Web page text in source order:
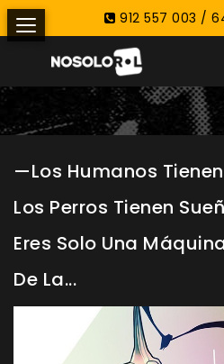
912 557 003 /
—Los Humanos
Los Perros Tienen
Eres Solo Una
De La...